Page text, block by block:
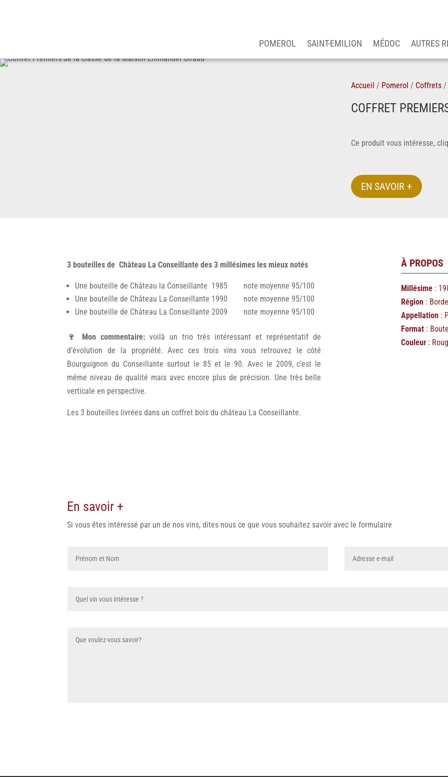
POMEROL SAINT-EMILION MÉDOC AUTRES
Accueil / Pomerol / Coffrets /
COFFRET
Ce produit vous intéresse,
EN SAVOIR +
3 bouteilles de Château La Conseillante des 3 millésimes les mieux notés
Une bouteille de Château la Conseillante 1985 note moyenne 95/100
Une bouteille de Château La Conseillante 1990 note moyenne 95/100
Une bouteille de Château La Conseillante 2009 note moyenne 95/100
🍷 Mon commentaire:voilà un trio très intéressant et représentatif de
d’évolution de la propriété. Avec ces trois vins vous retrouvez le côté
Bourguignon du Conseillante surtout le 85 et le 90. Avec le 2009, c’est le
même niveau de qualité mais avec encore plus de précision. Une très belle
verticale en perspective.
Les 3 bouteilles livrées dans un coffret bois du château La Conseillante.
À PROPOS
Millésime:
Région :
Appellation :
Format:
Couleur:
En savoir +
Si vous êtes intéressé par un de nos vins, dites nous ce que vous souhaitez savoir avec le formulaire